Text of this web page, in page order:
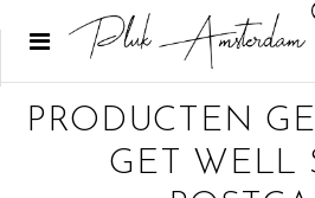
PRODUCTEN
GET WELL